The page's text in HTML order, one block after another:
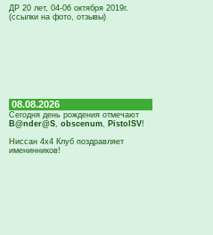
ДР 20 лет, 04-06 октября 2019г.
(ссылки на фото, отзывы)
08.08.2026
Сегодня день рождения отмечают
B@nder@S, obscenum, PistolSV!
Ниссан 4х4 Клуб поздравляет
именинников!